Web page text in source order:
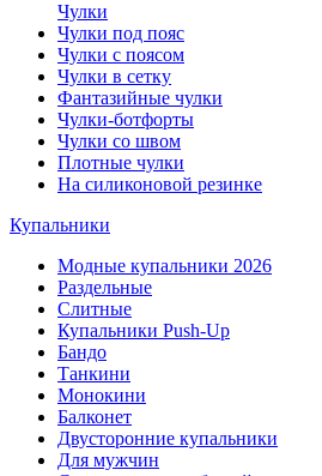
Чулки
Чулки под пояс
Чулки с поясом
Чулки в сетку
Фантазийные чулки
Чулки-ботфорты
Чулки со швом
Плотные чулки
На силиконовой резинке
Купальники
Модные купальники 2026
Раздельные
Слитные
Купальники Push-Up
Бандо
Танкини
Монокини
Балконет
Двусторонние купальники
Для мужчин